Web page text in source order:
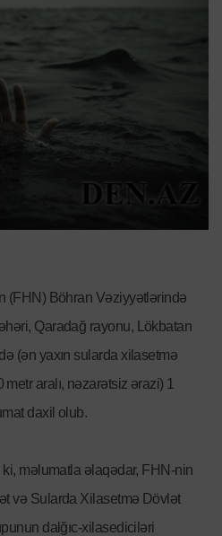
(FHN) Böhran Vəziyyətlərində
Qaradağ rayonu, Lökbatan
(ən yaxın sularda xilasetmə
aralı, nəzarətsiz ərazi) 1
daxil olub.
məlumatla əlaqədar, FHN-nin
və Sularda Xilasetmə Dövlət
dalğıc-xilasediciləri